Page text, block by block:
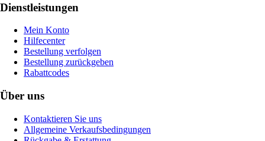
Dienstleistungen
Mein Konto
Hilfecenter
Bestellung verfolgen
Bestellung zurückgeben
Rabattcodes
Über uns
Kontaktieren Sie uns
Allgemeine Verkaufsbedingungen